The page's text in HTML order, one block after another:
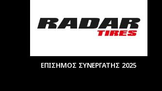
ΕΠΙΣΗΜΟΣ ΣΥΝΕΡΓΑΤΗΣ 2025